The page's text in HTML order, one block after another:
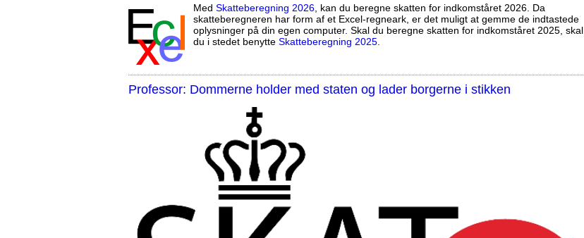
Med Skatteberegning 2026 , kan du beregne skatten for indkomståret 2026. Da
skatteberegneren har form af et Excel-regneark, er det muligt at gemme de indtastede
oplysninger på din egen computer. Skal du beregne skatten for indkomståret 2025, skal
du i stedet benytte Skatteberegning 2025
Professor: Dommerne holder med staten og lader borgerne i stikken